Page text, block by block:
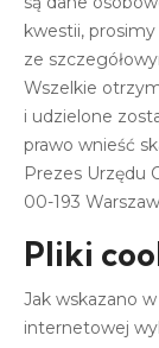
kwestii, prosimy
ze
Wszelkie
i udzielone
prawo wnieść
Prezes Urzędu
00-193
Pliki
Jak wskazano
internetowej